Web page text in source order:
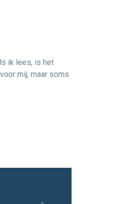
ik lees, is het
mij, maar soms